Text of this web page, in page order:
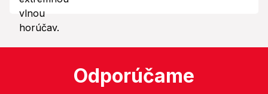
Odporúčame